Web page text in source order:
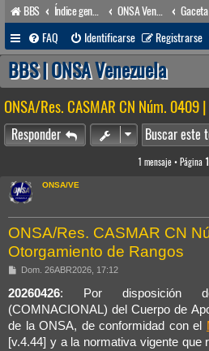
BBS Índice general ONSA Venezuela (acceso público)
FAQ
Identificarse Registrarse
BBS | ONSA Venezuela
ONSA/Res. CASMAR CN Núm. 0409
Responder
1 mensaje • Página 1
ONSA/VE
ONSA/Res. CASMAR CN
Otorgamiento de Rangos
M
n
a
j
e
Dom. 26ABR2026, 17:12
20260426: Por disposición
(COMNACIONAL) del Cuerpo de
de la ONSA, de conformidad con el
[v.4.44] y a la normativa vigente que